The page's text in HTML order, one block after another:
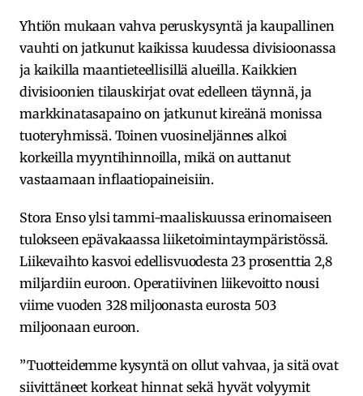
Yhtiön mukaan vahva peruskysyntä ja kaupallinen
vauhti on jatkunut kaikissa kuudessa divisioonassa
ja kaikilla maantieteellisillä alueilla. Kaikkien
divisioonien tilauskirjat ovat edelleen täynnä, ja
markkinatasapaino on jatkunut kireänä monissa
tuoteryhmissä. Toinen vuosineljännes alkoi
korkeilla myyntihinnoilla, mikä on auttanut
vastaamaan inflaatiopaineisiin.
Stora Enso ylsi tammi-maaliskuussa erinomaiseen
tulokseen epävakaassa liiketoimintaympäristössä.
Liikevaihto kasvoi edellisvuodesta 23 prosenttia 2,8
miljardiin euroon. Operatiivinen liikevoitto nousi
viime vuoden 328 miljoonasta eurosta 503
miljoonaan euroon.
”Tuotteidemme kysyntä on ollut vahvaa, ja sitä ovat
siivittäneet korkeat hinnat sekä hyvät volyymit